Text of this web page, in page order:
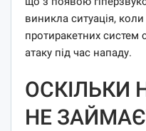
виникла ситуація,
протиракетних систем
атаку під час нападу.
ОСКІЛЬКИ
НЕ